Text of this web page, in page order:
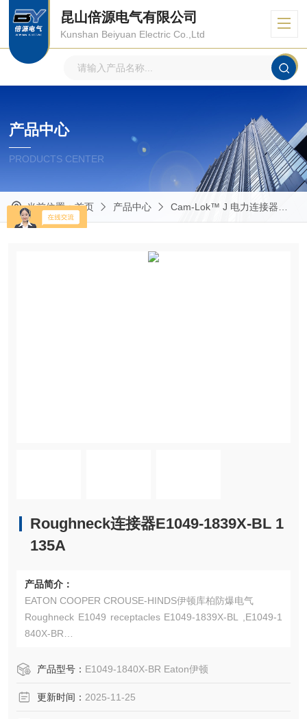
昆山倍源电气有限公司
Kunshan Beiyuan Electric Co.,Ltd
产品中心
PRODUCTS CENTER
当前位置：首页 产品中心 Cam-Lok™ J 电力连接器
Roughneck连接器E1049-1839X-BL 1
135A
产品简介：
EATON COOPER CROUSE-HINDS伊顿库柏防爆电气
Roughneck E1049 receptacles E1049-1839X-BL ,E1049-1
840X-BR
nuous产品型号： E1049-1840X-BR Eaton伊顿
更新时间： 2025-11-25